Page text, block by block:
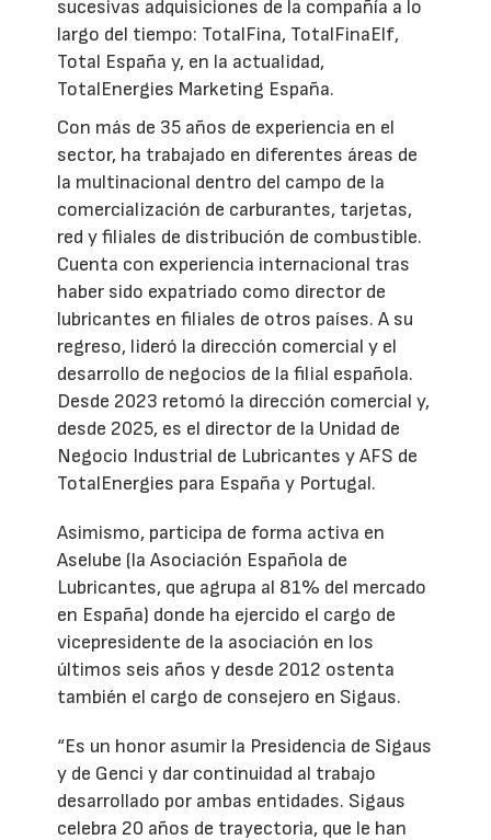
sucesivas adquisiciones de la compañía a lo
largo del tiempo: TotalFina, TotalFinaElf,
Total España y, en la actualidad,
TotalEnergies Marketing España.
Con más de 35 años de experiencia en el
sector, ha trabajado en diferentes áreas de
la multinacional dentro del campo de la
comercialización de carburantes, tarjetas,
red y filiales de distribución de combustible.
Cuenta con experiencia internacional tras
haber sido expatriado como director de
lubricantes en filiales de otros países. A su
regreso, lideró la dirección comercial y el
desarrollo de negocios de la filial española.
Desde 2023 retomó la dirección comercial y,
desde 2025, es el director de la Unidad de
Negocio Industrial de Lubricantes y AFS de
TotalEnergies para España y Portugal.
Asimismo, participa de forma activa en
Aselube (la Asociación Española de
Lubricantes, que agrupa al 81% del mercado
en España) donde ha ejercido el cargo de
vicepresidente de la asociación en los
últimos seis años y desde 2012 ostenta
también el cargo de consejero en Sigaus.
“Es un honor asumir la Presidencia de Sigaus
y de Genci y dar continuidad al trabajo
desarrollado por ambas entidades. Sigaus
celebra 20 años de trayectoria, que le han